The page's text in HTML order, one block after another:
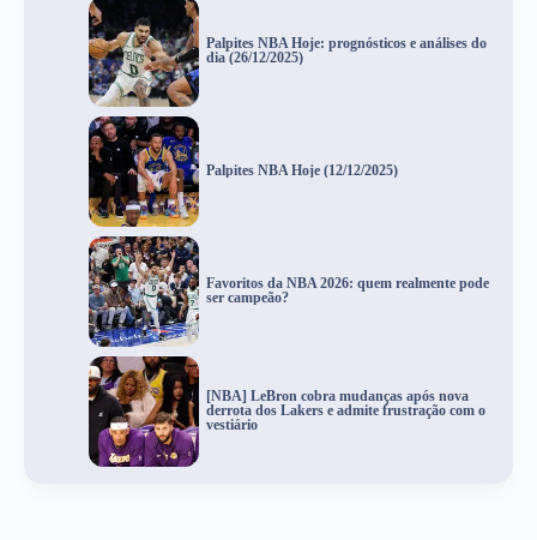
Palpites NBA Hoje: prognósticos e análises do
dia (26/12/2025)
Palpites NBA Hoje (12/12/2025)
Favoritos da NBA 2026: quem realmente pode
ser campeão?
[NBA] LeBron cobra mudanças após nova
derrota dos Lakers e admite frustração com o
vestiário